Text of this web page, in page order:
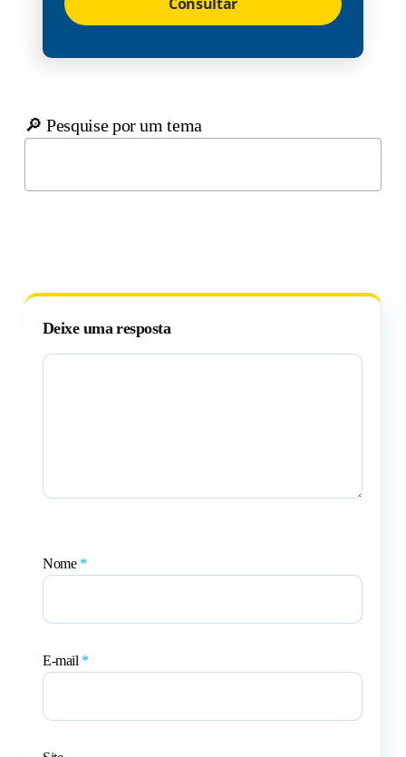
🔎 Pesquise por um tema
Deixe uma resposta
Nome *
E-mail *